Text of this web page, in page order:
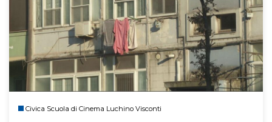
Civica Scuola di Cinema Luchino Visconti